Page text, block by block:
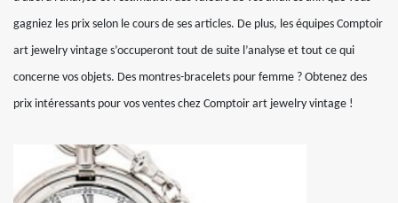
gagniez les prix selon le cours de ses articles. De plus, les équipes Comptoir
art jewelry vintage s’occuperont tout de suite l’analyse et tout ce qui
concerne vos objets. Des montres-bracelets pour femme ? Obtenez des
prix intéressants pour vos ventes chez Comptoir art jewelry vintage !